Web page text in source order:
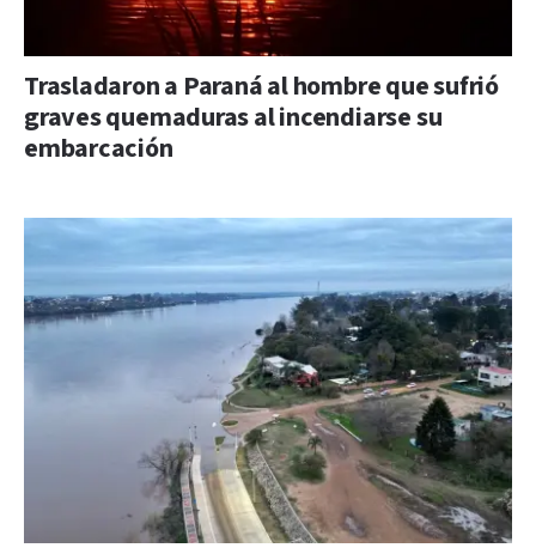
Trasladaron a Paraná al hombre que sufrió
graves quemaduras al incendiarse su
embarcación